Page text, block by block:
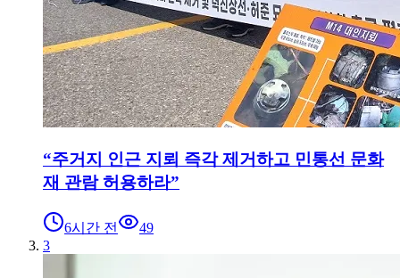
“주거지 인근 지뢰 즉각 제거하고 민통선 문화
재 관람 허용하라”
6시간 전
49
3